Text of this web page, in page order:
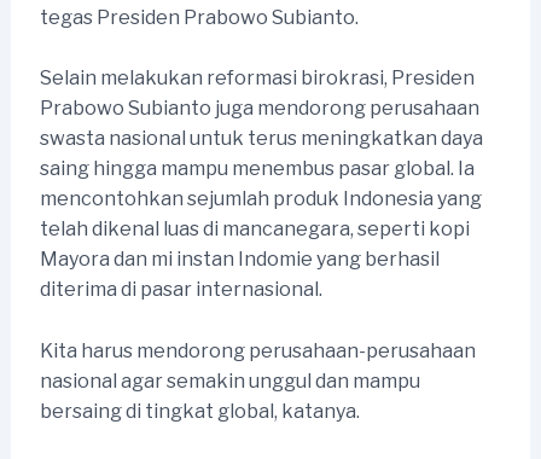
tegas Presiden Prabowo Subianto.
Selain melakukan reformasi birokrasi, Presiden
Prabowo Subianto juga mendorong perusahaan
swasta nasional untuk terus meningkatkan daya
saing hingga mampu menembus pasar global. Ia
mencontohkan sejumlah produk Indonesia yang
telah dikenal luas di mancanegara, seperti kopi
Mayora dan mi instan Indomie yang berhasil
diterima di pasar internasional.
Kita harus mendorong perusahaan-perusahaan
nasional agar semakin unggul dan mampu
bersaing di tingkat global, katanya.